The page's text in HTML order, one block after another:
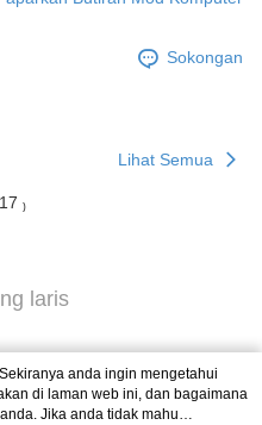
Sokongan
Lihat Semua
₎
laris
anda ingin mengetahui
di laman web ini, dan bagaimana
Jika anda tidak mahu